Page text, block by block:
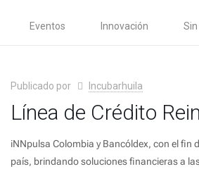
Eventos Innovación
Publicado por Incubarhuila
Línea de Crédito
iNNpulsa Colombia y Bancóldex, con el fin
país, brindando soluciones financieras a